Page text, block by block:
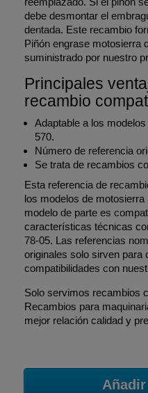
debe desmontar el
dentada. Este recambio
Piñón engrase motosierra
suministrado por nuestro
Principales
recambio
Adaptable a los
570.
Número de referencia
Se trata de recambios
Esta referencia de
los modelos de
modelo de parte es
características técnicas
78-05. Las referencias
originales solo sirven para
compatibilidades con
Solo servimos recambios
Recambios para
mejor relación calidad y